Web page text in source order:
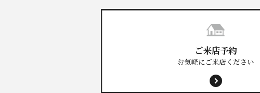
ご来店予約
お気軽にご来店ください